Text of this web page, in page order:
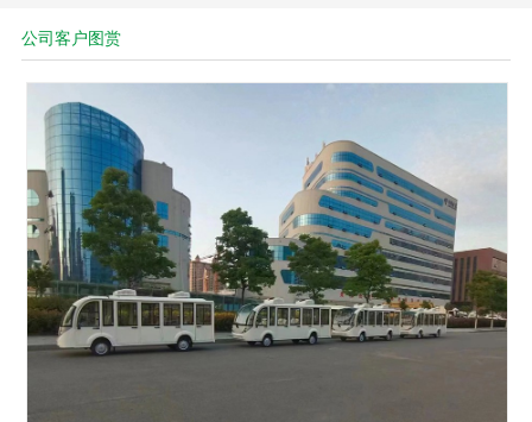
公司客户图赏